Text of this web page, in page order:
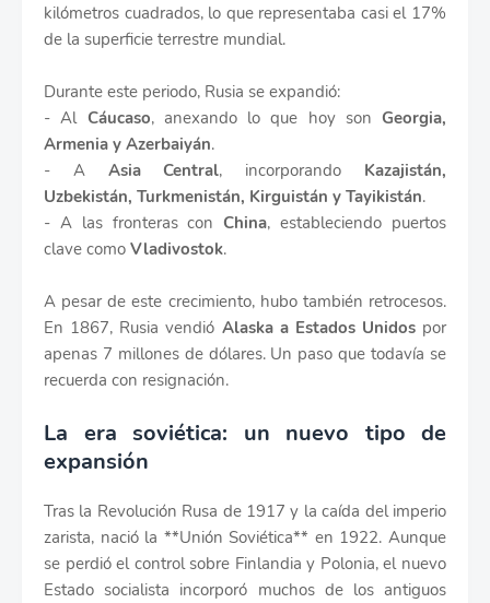
kilómetros cuadrados, lo que representaba casi el 17%
de la superficie terrestre mundial.
Durante este periodo, Rusia se expandió:
- Al Cáucaso, anexando lo que hoy son Georgia,
Armenia y Azerbaiyán.
- A Asia Central, incorporando Kazajistán,
Uzbekistán, Turkmenistán, Kirguistán y Tayikistán.
- A las fronteras conChina, estableciendo puertos
clave como Vladivostok.
A pesar de este crecimiento, hubo también retrocesos.
En 1867, Rusia vendió Alaska a Estados Unidospor
apenas 7 millones de dólares. Un paso que todavía se
recuerda con resignación.
La era soviética: un nuevo tipo de
expansión
Tras la Revolución Rusa de 1917 y la caída del imperio
zarista, nació la **Unión Soviética** en 1922. Aunque
se perdió el control sobre Finlandia y Polonia, el nuevo
Estado socialista incorporó muchos de los antiguos